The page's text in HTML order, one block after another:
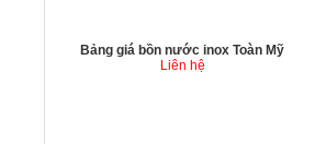
Bảng giá bồn nước inox Toàn Mỹ
Liên hệ